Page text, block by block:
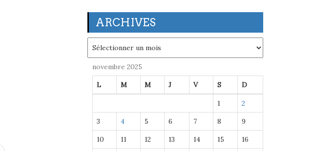
ARCHIVES
novembre 2025
L M M J V S D
1 2
3 4 5 6 7 8 9
10 11 12 13 14 15 16